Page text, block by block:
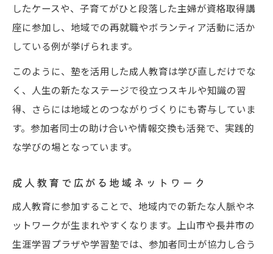
したケースや、子育てがひと段落した主婦が資格取得講
座に参加し、地域での再就職やボランティア活動に活か
している例が挙げられます。
このように、塾を活用した成人教育は学び直しだけでな
く、人生の新たなステージで役立つスキルや知識の習
得、さらには地域とのつながりづくりにも寄与していま
す。参加者同士の助け合いや情報交換も活発で、実践的
な学びの場となっています。
成人教育で広がる地域ネットワーク
成人教育に参加することで、地域内での新たな人脈やネ
ットワークが生まれやすくなります。上山市や長井市の
生涯学習プラザや学習塾では、参加者同士が協力し合う